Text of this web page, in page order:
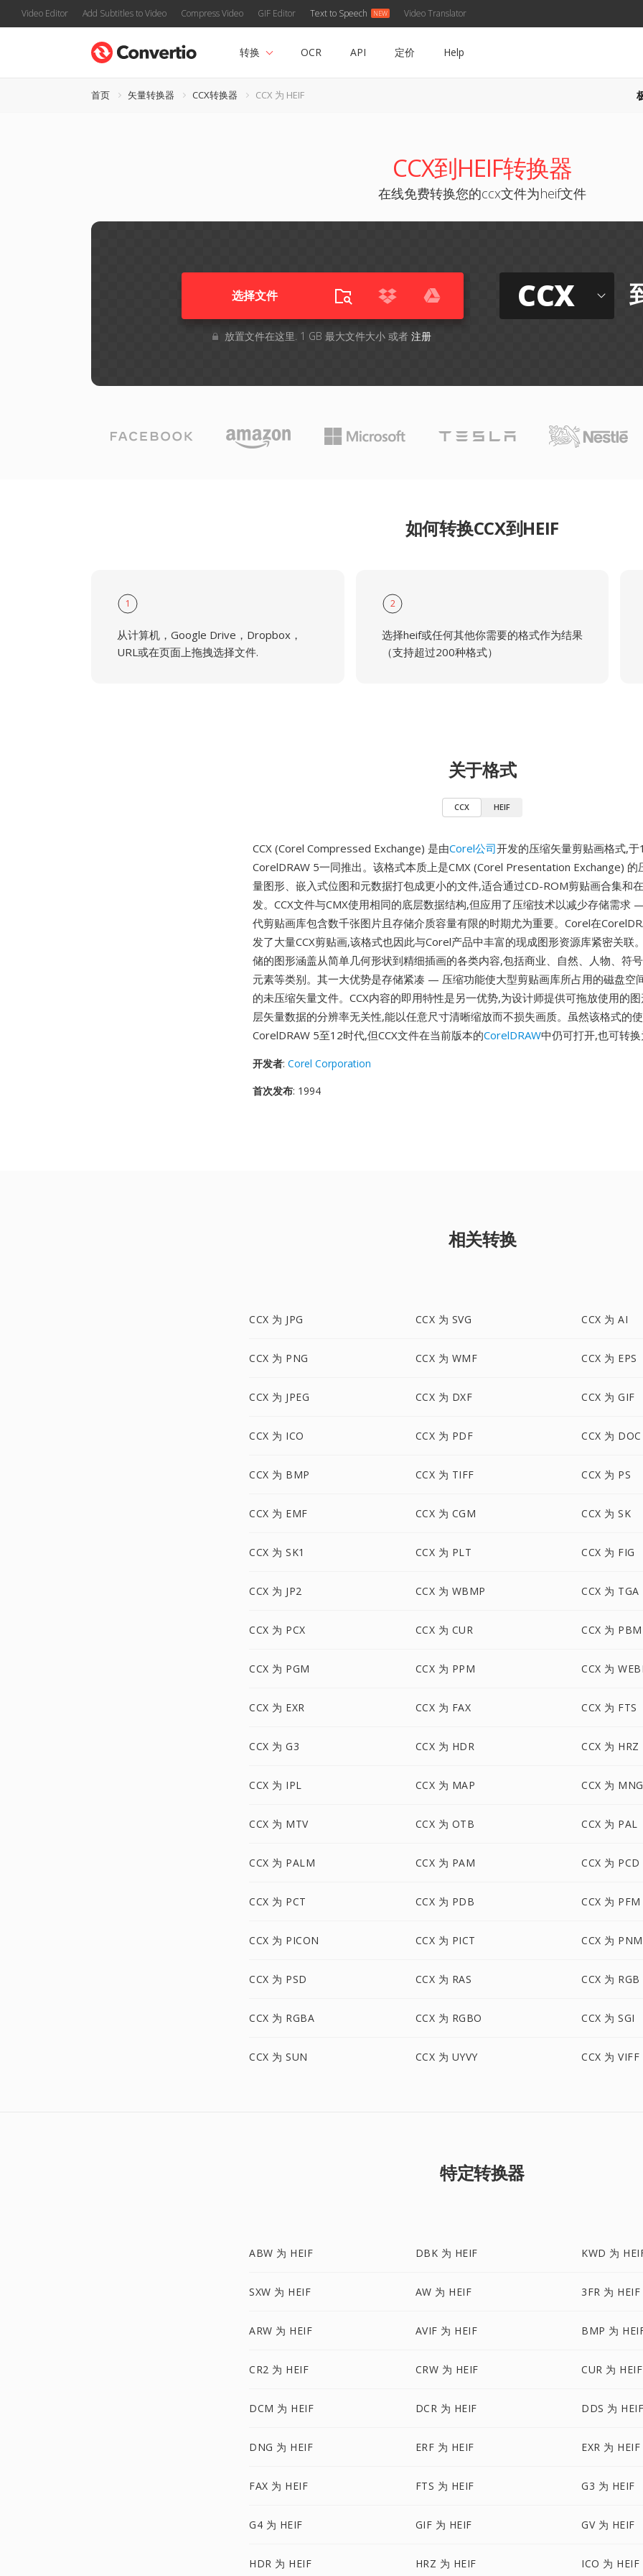
Video Editor Add Subtitles to Video Compress Video GIF Editor Text to Speech Video Translator
转换 OCR API 定价 Help
首页 矢量转换器 CCX转换器 CCX 为 HEIF
CCX到HEIF转换器
在线免费转换您的ccx文件为heif文件
选择文件
放置文件在这里. 1 GB 最大文件大小 或者 注册
CCX
如何转换CCX到HEIF
1
从计算机，Google Drive，Dropbox，
URL或在页面上拖拽选择文件.
2
选择heif或任何其他你需要的格式作为结果
（支持超过200种格式）
关于格式
CCX HEIF
CCX (Corel Compressed Exchange) 是由Corel公司开发的压缩矢量剪贴画格式,
CorelDRAW 5一同推出。该格式本质上是CMX (Corel Presentation Exchange) 的
量图形、嵌入式位图和元数据打包成更小的文件,适合通过CD-ROM剪贴画合集和
发。CCX文件与CMX使用相同的底层数据结构,但应用了压缩技术以减少存储需求
代剪贴画库包含数千张图片且存储介质容量有限的时期尤为重要。Corel在
发了大量CCX剪贴画,该格式也因此与Corel产品中丰富的现成图形资源库紧密关联
储的图形涵盖从简单几何形状到精细插画的各类内容,包括商业、自然、人物、符
元素等类别。其一大优势是存储紧凑 — 压缩功能使大型剪贴画库所占用的磁盘空
的未压缩矢量文件。CCX内容的即用特性是另一优势,为设计师提供可拖放使用的
层矢量数据的分辨率无关性,能以任意尺寸清晰缩放而不损失画质。虽然该格式的
CorelDRAW 5至12时代,但CCX文件在当前版本的CorelDRAW中仍可打开,也可转
开发者: Corel Corporation
首次发布: 1994
相关转换
CCX 为 JPG CCX 为 SVG CCX 为 AI
CCX 为 PNG CCX 为 WMF CCX 为 EPS
CCX 为 JPEG CCX 为 DXF CCX 为 GIF
CCX 为 ICO CCX 为 PDF CCX 为 DOC
CCX 为 BMP CCX 为 TIFF CCX 为 PS
CCX 为 EMF CCX 为 CGM CCX 为 SK
CCX 为 SK1 CCX 为 PLT CCX 为 FIG
CCX 为 JP2 CCX 为 WBMP CCX 为 TGA
CCX 为 PCX CCX 为 CUR CCX 为 PBM
CCX 为 PGM CCX 为 PPM CCX 为
CCX 为 EXR CCX 为 FAX CCX 为 FTS
CCX 为 G3 CCX 为 HDR CCX 为 HRZ
CCX 为 IPL CCX 为 MAP CCX 为 MNG
CCX 为 MTV CCX 为 OTB CCX 为 PAL
CCX 为 PALM CCX 为 PAM CCX 为 PCD
CCX 为 PCT CCX 为 PDB CCX 为 PFM
CCX 为 PICON CCX 为 PICT CCX 为 PNM
CCX 为 PSD CCX 为 RAS CCX 为 RGB
CCX 为 RGBA CCX 为 RGBO CCX 为 SGI
CCX 为 SUN CCX 为 UYVY CCX 为 VIFF
特定转换器
ABW 为 HEIF DBK 为 HEIF KWD 为
SXW 为 HEIF AW 为 HEIF 3FR 为 HEIF
ARW 为 HEIF AVIF 为 HEIF BMP 为
CR2 为 HEIF CRW 为 HEIF CUR 为 HEIF
DCM 为 HEIF DCR 为 HEIF DDS 为
DNG 为 HEIF ERF 为 HEIF EXR 为 HEIF
FAX 为 HEIF FTS 为 HEIF G3 为 HEIF
G4 为 HEIF GIF 为 HEIF GV 为 HEIF
HDR 为 HEIF HRZ 为 HEIF ICO 为 HEIF